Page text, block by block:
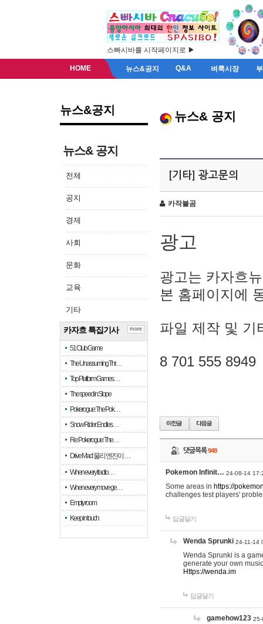
스빠시바를 시작페이지로 ▶
HOME 뉴스&공지 Q&A 벼룩시장
뉴스&공지
뉴스& 공지
전체
공지
경제
사회
문화
교육
기타
카자흐 특집기사
51 Club Game
The Unassuming Thr…
Top Platform Games…
The speed in Slope
Pokerogue: The Pok…
Snow Rider: Endles…
Re: Pokerogue: The…
Drive Mad: 물리 엔진이 …
When every fractio…
When every move ge…
Empty room
Keep in touch
more
뉴스& 공지
[기타] 광고문의
카작불곰
광고
광고는 카자흐
본 홈페이지에
파일 제작 및 기
8 701 555 8949
댓글목록948
Pokemon Infinit… 24-08-14
Some areas in https://
challenges test players'
답글달기
Wenda Sprunki 24-11-14
Wenda Sprunki is a
generate your own
Https://wenda.im
답글달기
gamehow123 25-